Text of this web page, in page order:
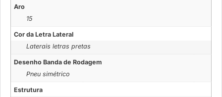
Aro
15
Cor da Letra Lateral
Laterais letras pretas
Desenho Banda de Rodagem
Pneu simétrico
Estrutura